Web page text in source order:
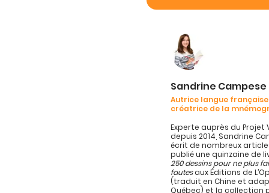
Sandrine Campese
Autrice langue
créatrice de la
Experte auprès du Projet
depuis 2014, Sandrine
écrit de nombreux
publié une quinzaine de
250 dessins pour ne plus
fautesaux Éditions de
(traduit en Chine et
Québec) et la collection